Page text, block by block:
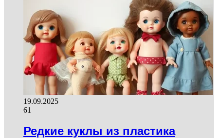
19.09.2025
61
Редкие куклы из пластика